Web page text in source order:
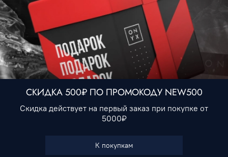
Шорты Nike #2 • Синий
1 990 ₽
Нет в наличии
СКИДКА 500₽ ПО ПРОМОКОДУ NEW500
Скидка действует на первый заказ при покупке от
5000₽
К покупкам